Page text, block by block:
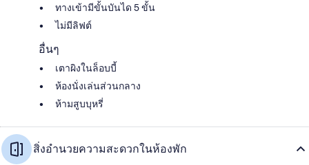
ทางเข้ามีขั้นบันได 5 ขั้น
ไม่มีลิฟต์
อื่นๆ
เตาผิงในล็อบบี้
ห้องนั่งเล่นส่วนกลาง
ห้ามสูบบุหรี่
สิ่งอำนวยความสะดวกในห้องพัก